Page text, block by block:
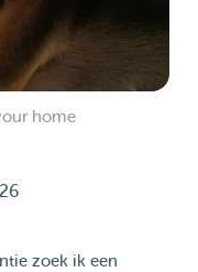
home
zoek ik een